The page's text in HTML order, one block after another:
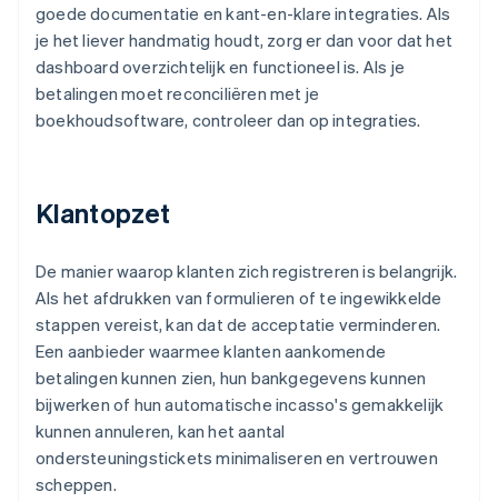
goede documentatie en kant-en-klare integraties. Als
je het liever handmatig houdt, zorg er dan voor dat het
dashboard overzichtelijk en functioneel is. Als je
betalingen moet reconciliëren met je
boekhoudsoftware, controleer dan op integraties.
Klantopzet
De manier waarop klanten zich registreren is belangrijk.
Als het afdrukken van formulieren of te ingewikkelde
stappen vereist, kan dat de acceptatie verminderen.
Een aanbieder waarmee klanten aankomende
betalingen kunnen zien, hun bankgegevens kunnen
bijwerken of hun automatische incasso's gemakkelijk
kunnen annuleren, kan het aantal
ondersteuningstickets minimaliseren en vertrouwen
scheppen.